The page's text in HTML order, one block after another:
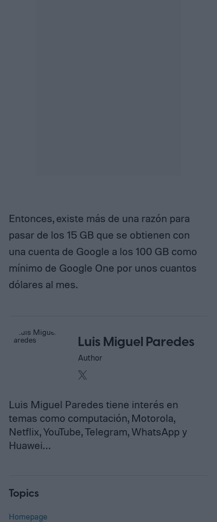
Entonces, existe más de una razón para
pasar de los 15 GB que se obtienen con
una cuenta de Google a los 100 GB como
mínimo de Google One por unos cuantos
dólares al mes.
Luis Miguel Paredes
Author
Luis Miguel Paredes tiene interés en
temas como computación, Motorola,
Netflix, YouTube, Telegram, WhatsApp y
Huawei…
Topics
Homepage